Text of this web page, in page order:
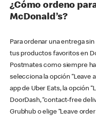
¿Cómo ordeno
McDonald’s?
Para ordenar una entrega
tus productos favoritos en
Postmates como siempre
selecciona la opción “Leave
app de Uber Eats, la opción
DoorDash, “contact-free
Grubhub o elige “Leave